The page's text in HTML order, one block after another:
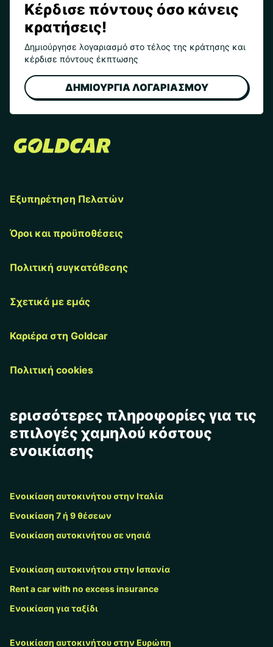
Κέρδισε πόντους όσο κάνεις
κρατήσεις!
Δημιούργησε λογαριασμό στο τέλος της κράτησης και
κέρδισε πόντους έκπτωσης
ΔΗΜΙΟΥΡΓΙΑ ΛΟΓΑΡΙΑΣΜΟΥ
Εξυπηρέτηση Πελατών
Όροι και προϋποθέσεις
Πολιτική συγκατάθεσης
Σχετικά με εμάς
Καριέρα στη Goldcar
Πολιτική cookies
ερισσότερες πληροφορίες για τις
επιλογές χαμηλού κόστους
ενοικίασης
Ενοικίαση αυτοκινήτου στην Ιταλία
Ενοικίαση 7 ή 9 θέσεων
Ενοικίαση αυτοκινήτου σε νησιά
Ενοικίαση αυτοκινήτου στην Ισπανία
Rent a car with no excess insurance
Ενοικίαση για ταξίδι
Ενοικίαση αυτοκινήτου στην Ευρώπη